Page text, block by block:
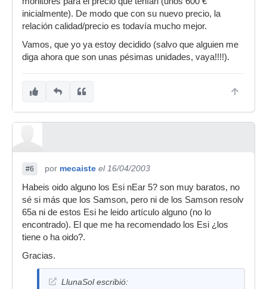
inicialmente). De modo que con su nuevo precio, la
relación calidad/precio es todavía mucho mejor.
Vamos, que yo ya estoy decidido (salvo que alguien me
diga ahora que son unas pésimas unidades, vaya!!!!).
#6 por mecaiste el 16/04/2003
Habeis oido alguno los Esi nEar 5? son muy baratos, no
sé si más que los Samson, pero ni de los Samson resolv
65a ni de estos Esi he leido artículo alguno (no lo
encontrado). El que me ha recomendado los Esi ¿los
tiene o ha oido?.
Gracias.
LlunaSol escribió: